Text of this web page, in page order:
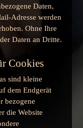
Daten,
Adresse werden
Ohne Ihre
Daten an Dritte.
Cookies
sind kleine
dem Endgerät
bezogene
die Website